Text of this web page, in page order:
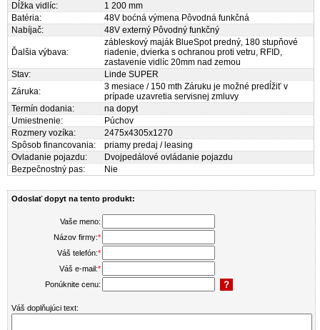
Dĺžka vidlíc:
1 200 mm
Batéria:
48V boćná výmena Pôvodná funkčná
Nabíjač:
48V externý Pôvodný funkčný
Ďalšia výbava:
zábleskový maják BlueSpot predný, 180 stupňové
riadenie, dvierka s ochranou proti vetru, RFID,
zastavenie vidlíc 20mm nad zemou
Stav:
Linde SUPER
Záruka:
3 mesiace / 150 mth Záruku je možné predĺžiť v
prípade uzavretia servisnej zmluvy
Termín dodania:
na dopyt
Umiestnenie:
Púchov
Rozmery vozíka:
2475x4305x1270
Spôsob financovania:
priamy predaj / leasing
Ovladanie pojazdu:
Dvojpedálové ovládanie pojazdu
Bezpečnostný pas:
Nie
Odoslať dopyt na tento produkt:
Vaše meno:
Názov firmy:*
Váš telefón:*
Váš e-mail:*
Ponúknite cenu:
Váš doplňujúci text: